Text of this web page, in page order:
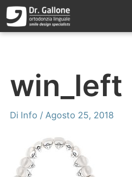
contenuto
win_left
Di Info / Agosto 25, 2018